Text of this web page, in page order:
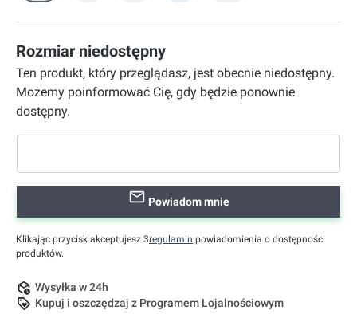
Rozmiar niedostępny
Ten produkt, który przeglądasz, jest obecnie niedostępny.
Możemy poinformować Cię, gdy będzie ponownie
dostępny.
Powiadom mnie
Klikając przycisk akceptujesz 3regulamin powiadomienia o dostępności
produktów.
Wysyłka w 24h
Kupuj i oszczędzaj z Programem Lojalnościowym